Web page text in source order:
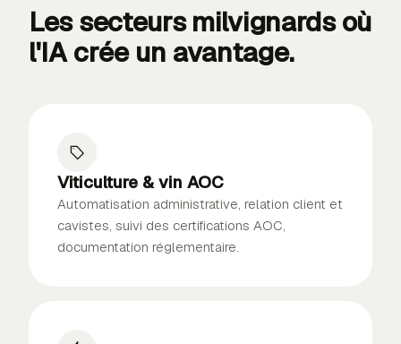
Les secteurs milvignards où
l'IAcrée un avantage.
Viticulture & vin AOC
Automatisation administrative, relation client et
cavistes, suivi des certifications AOC,
documentation réglementaire.